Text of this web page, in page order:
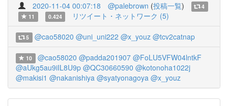
2020-11-04 00:07:18 @palebrown (投稿一覧)
4
11
0.424 リツイート・ネットワーク (5)
5 @cao58020 @uni_uni222 @x_youz @tcv2catnap
10 @cao58020 @padda201907 @FoLU5VFW04lntkF
@aUkg5au9iIL8U9p @QC30660590 @kotonoha1022j
@makisi1 @nakanishiya @syatyonagoya @x_youz